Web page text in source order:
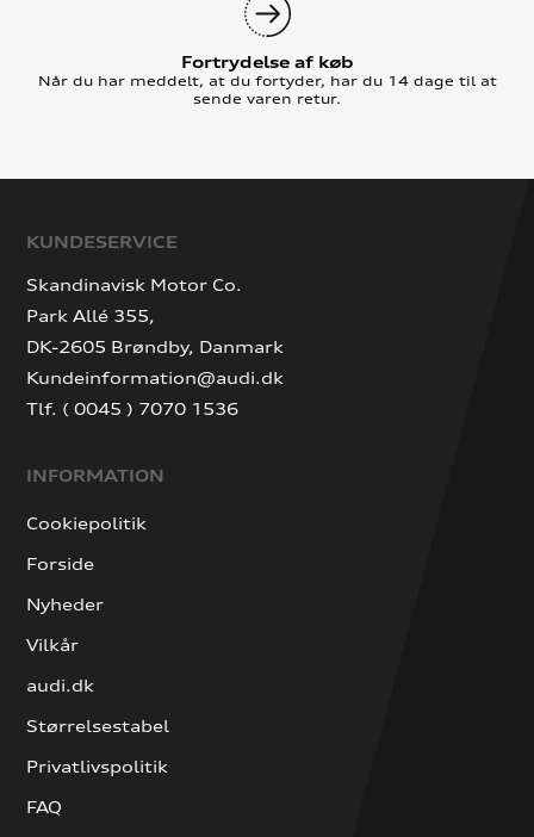
Fortrydelse af køb
Når du har meddelt, at du fortyder, har du 14 dage til at
sende varen retur.
KUNDESERVICE
Skandinavisk Motor Co.
Park Allé 355,
DK-2605 Brøndby, Danmark
Kundeinformation@audi.dk
Tlf. ( 0045 ) 7070 1536
INFORMATION
Cookiepolitik
Forside
Nyheder
Vilkår
audi.dk
Størrelsestabel
Privatlivspolitik
FAQ